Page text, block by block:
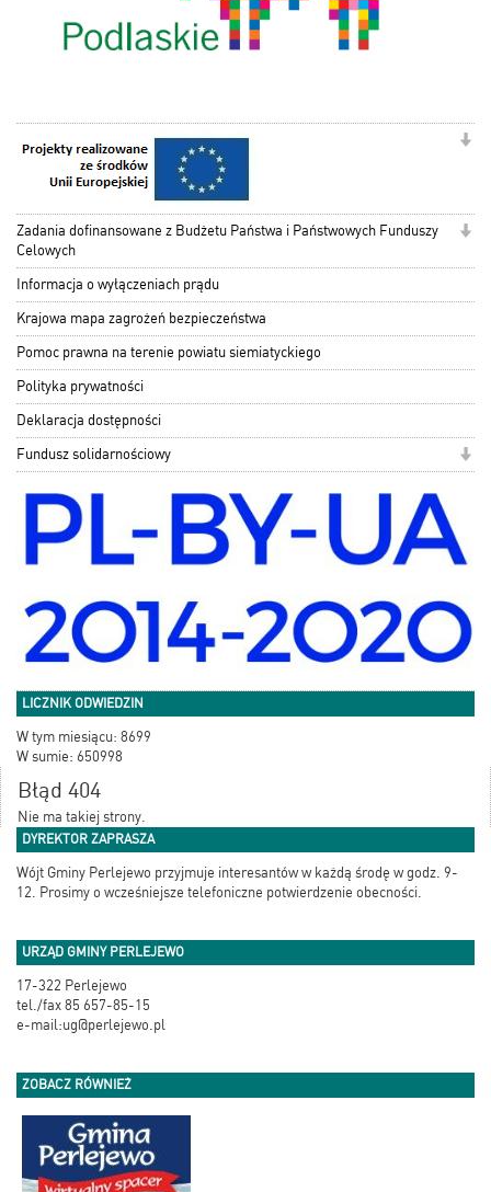
Zadania dofinansowane z Budżetu Państwa i Państwowych Funduszy
Celowych
Informacja o wyłączeniach prądu
Krajowa mapa zagrożeń bezpieczeństwa
Pomoc prawna na terenie powiatu siemiatyckiego
Polityka prywatności
Deklaracja dostępności
Fundusz solidarnościowy
LICZNIK ODWIEDZIN
W tym miesiącu: 8699
W sumie: 650998
Błąd 404
Nie ma takiej strony.
DYREKTOR ZAPRASZA
Wójt Gminy Perlejewo przyjmuje interesantów w każdą środę w godz. 9-
12. Prosimy o wcześniejsze telefoniczne potwierdzenie obecności.
URZĄD GMINY PERLEJEWO
17-322 Perlejewo
tel./fax 85 657-85-15
e-mail:ug@perlejewo.pl
ZOBACZ RÓWNIEŻ